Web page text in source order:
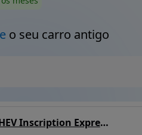
o seu carro antigo
Volvo XC 40 1.5 T5 PHEV Inscription Expression